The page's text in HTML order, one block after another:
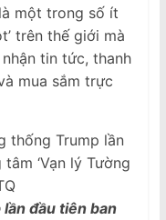
một trong số ít
trên thế giới mà
tin tức, thanh
mua sắm trực
đầu tiên ban